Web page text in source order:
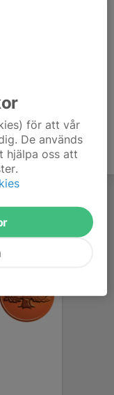
för att vår
De används
hjälpa oss att